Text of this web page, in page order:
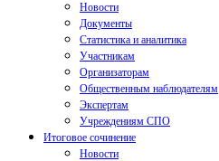
Новости
Документы
Статистика и аналитика
Участникам
Организаторам
Общественным наблюдателям
Экспертам
Учреждениям СПО
Итоговое сочинение
Новости